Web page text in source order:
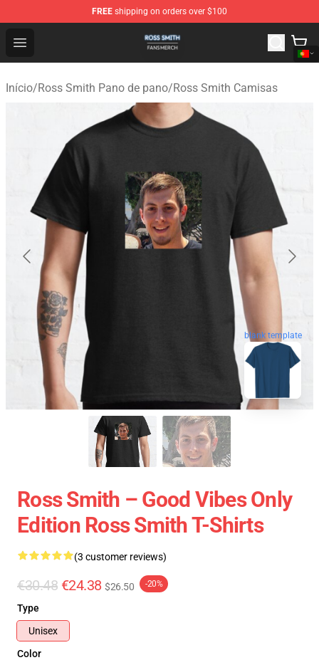
FREE shipping on orders over $100
Open menu
Ross Smith Shop - Official Ross Smith Merchandise
Início/Ross Smith Pano de pano/Ross Smith Camisas
blank template
Ross Smith – Good Vibes Only
Edition Ross Smith T-Shirts
(3 customer reviews)
€30.48 €24.38 $26.50 -20%
Type
Unisex
Color